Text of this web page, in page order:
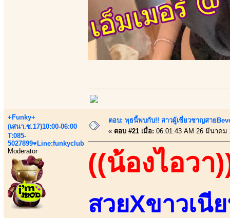
+Funky+
(เสนา.ซ.17)10:00-06:00
T:085-
5027899♥Line:funkyclub
Moderator
ตอบ: พุธนี้พบกับ!! สาวผู้เชี่ยวชาญสาย
« ตอบ #21 เมื่อ: 06:01:43 AM 26 มีนาคม
((น้องไอวา
สวยXขาวเนี